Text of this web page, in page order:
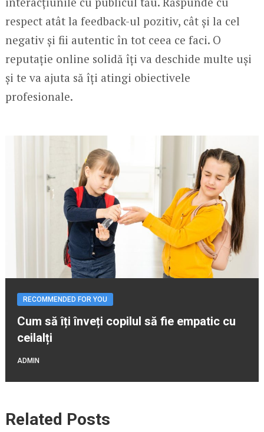
respect atât la feedback-ul pozitiv, cât și la cel
negativ și fii autentic în tot ceea ce faci. O
reputație online solidă îți va deschide multe uși
și te va ajuta să îți atingi obiectivele
profesionale.
RECOMMENDED FOR YOU
Cum să îți înveți copilul să fie empatic cu
ceilalți
ADMIN
Related Posts